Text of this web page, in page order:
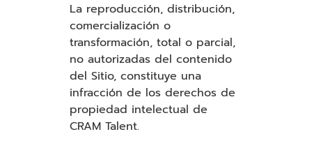
La reproducción, distribución,
comercialización o
transformación, total o parcial,
no autorizadas del contenido
del Sitio, constituye una
infracción de los derechos de
propiedad intelectual de
CRAM Talent.